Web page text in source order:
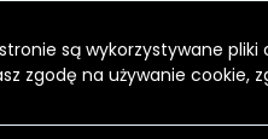
są wykorzystywane
zgodę na używanie cookie,